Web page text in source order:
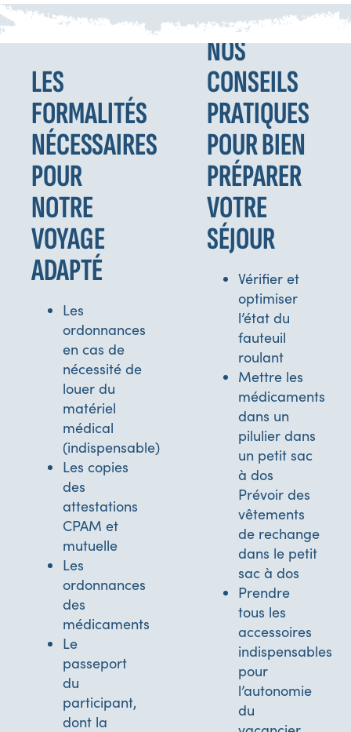
LES
FORMALITÉS
NÉCESSAIRES
POUR
NOTRE
VOYAGE
ADAPTÉ
Les
ordonnances
en cas de
nécessité de
louer du
matériel
médical
(indispensable)
Les copies
des
attestations
CPAM et
mutuelle
Les
ordonnances
des
médicaments
Le
passeport
du
participant,
dont la
NOS
CONSEILS
PRATIQUES
POUR BIEN
PRÉPARER
VOTRE
SÉJOUR
Vérifier et
optimiser
l’état du
fauteuil
roulant
Mettre les
médicaments
dans un
pilulier dans
un petit sac
à dos
Prévoir des
vêtements
de rechange
dans le petit
sac à dos
Prendre
tous les
accessoires
indispensables
pour
l’autonomie
du